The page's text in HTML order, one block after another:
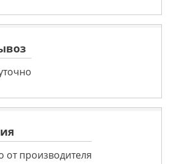
от производителя